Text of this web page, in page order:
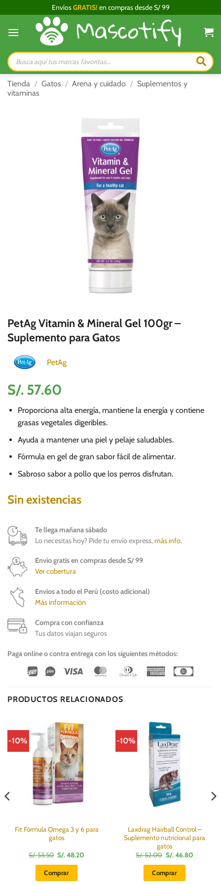
al
contenido
EnvíosGRATIS! en compras desde S/ 99
Búsqueda
de
productos
Tienda / Gatos / Arena y cuidado / Suplementos y
vitaminas
PetAg Vitamin & Mineral Gel 100gr –
Suplemento para Gatos
PetAg
S/. 57.60
Proporciona alta energía, mantiene la energía y contiene
grasas vegetales digeribles.
Ayuda a mantener una piel y pelaje saludables.
Fórmula en gel de gran sabor fácil de alimentar.
Sabroso sabor a pollo que los perros disfrutan.
Sin existencias
Te llega mañana sábado
Lo necesitas hoy? Pide tu envío express,más info.
Envío gratis en compras desde S/ 99
Ver cobertura
Envíos a todo el Perú (costo adicional)
Más información
Compra con confianza
Tus datos viajan seguros
Paga online o contra entrega con los siguientes métodos:
Wirecard
Vipps Visa MasterCardDinners
American
PRODUCTOS RELACIONADOS
-10%
Fit Fórmula Omega 3 y 6 para
gatos
S/.53.50 El
precio
original
era:
S/.
S/.48.20
Comprar
-10%
Laxdrag Hairball Control –
Suplemento nutricional para
gatos
S/.52.00 El
precio
original
era:
S/.
S/.46.80El
Comprar